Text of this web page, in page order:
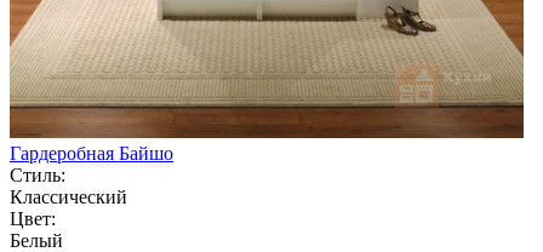
Гардеробная Байшо
Стиль:
Классический
Цвет:
Белый